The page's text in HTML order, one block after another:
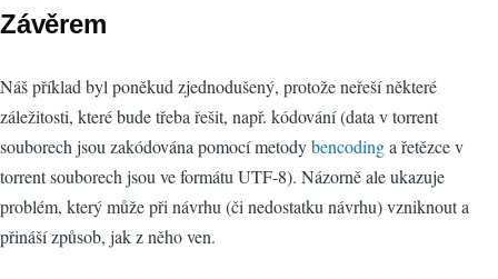
Závěrem
Náš příklad byl poněkud zjednodušený, protože neřeší některé
záležitosti, které bude třeba řešit, např. kódování (data v torrent
souborech jsou zakódována pomocí metodybencodinga řetězce v
torrent souborech jsou ve formátu UTF-8). Názorně ale ukazuje
problém, který může při návrhu (či nedostatku návrhu) vzniknout a
přináší způsob, jak z něho ven.